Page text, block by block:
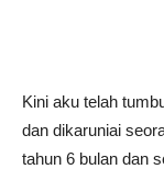
Kini aku telah
dan dikaruniai
tahun 6 bulan dan